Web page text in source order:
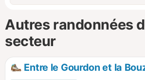
Autres randonnées
secteur
Entre le Gourdon et la